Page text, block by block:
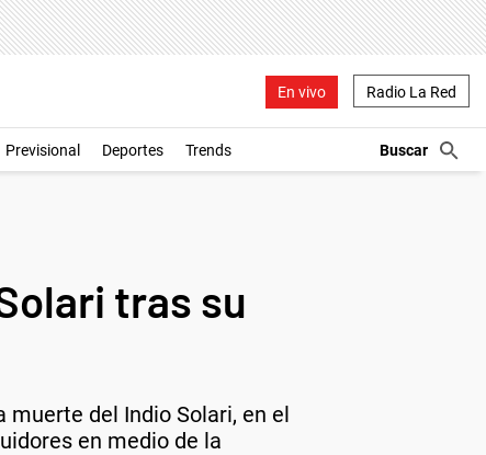
En vivo Radio La Red
Previsional Deportes Trends
tras su
del Indio Solari, en el
en medio de la